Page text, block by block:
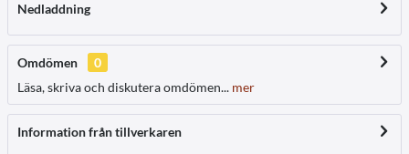
Nedladdning
Omdömen
0
Läsa, skriva och diskutera omdömen... mer
Information från tillverkaren